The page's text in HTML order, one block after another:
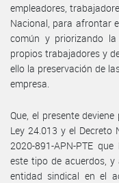
empleadores,
Nacional, para afrontar
común y priorizando
propios trabajadores y
ello la preservación de
empresa.
Que, el presente
Ley 24.013 y el Decreto
2020-891-APN-PTE
este tipo de acuerdos,
entidad sindical en el